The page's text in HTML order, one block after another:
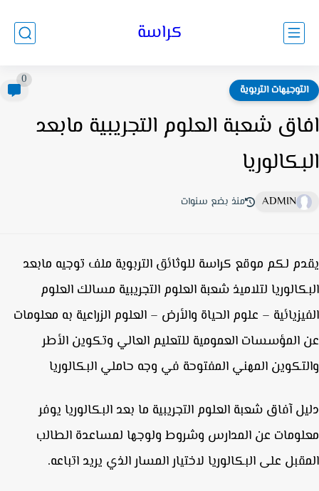
كراسة
التربوية
شعبة العلوم التجريبية مابعد
ADMIN منذ بضع سنوات
لكم موقع كراسة للوثائق التربوية ملف توجيه مابعد
لتلاميذ شعبة العلوم التجريبية مسالك العلوم
– علوم الحياة والأرض – العلوم الزراعية به معلومات
العمومية للتعليم العالي وتكوين الأطر
المهني المفتوحة في وجه حاملي البكالوريا
آفاق شعبة العلوم التجريبية ما بعد البكالوريا يوفر
عن المدارس وشروط ولوجها لمساعدة الطالب
على البكالوريا لاختيار المسار الذي يريد اتباعه.